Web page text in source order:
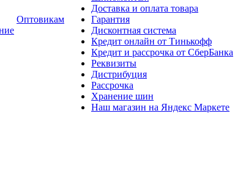
Оптовикам
Доставка и оплата товара
Гарантия
Дисконтная система
Кредит онлайн от Тинькофф
Кредит и рассрочка от СберБанка
Реквизиты
Дистрибуция
Рассрочка
Хранение шин
Наш магазин на Яндекс Маркете